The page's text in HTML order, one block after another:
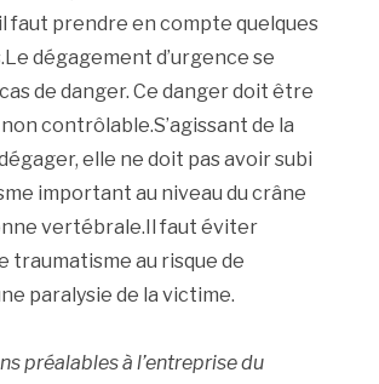
faut prendre en compte quelques
dégagement d’urgence se
de danger. Ce danger doit être
contrôlable.S’agissant de la
elle ne doit pas avoir subi
important au niveau du crâne
vertébrale.Il faut éviter
traumatisme au risque de
paralysie de la victime.
préalables à l’entreprise du